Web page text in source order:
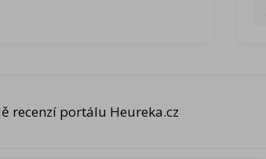
recenzí portálu Heureka.cz